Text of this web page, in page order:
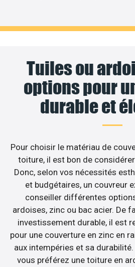
Tuiles ou
options pour
durable et
Pour choisir le matériau de
toiture, il est bon de
Donc, selon vos nécessités
et budgétaires, un couvreur
conseiller différentes
ardoises, zinc ou bac acier. De
investissement durable, il est
pour une couverture en zinc en
aux intempéries et sa durabilité.
vous préférez une toiture en